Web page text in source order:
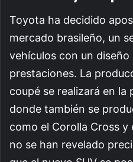
Toyota ha decidido
mercado brasileño, un
vehículos con un
prestaciones. La
coupé se realizará en la
donde también se
como el Corolla Cross y
no se han revelado